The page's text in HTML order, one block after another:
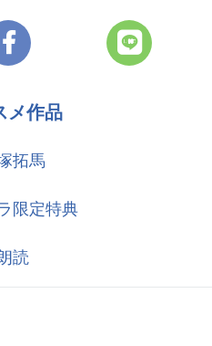
メ作品
拓馬
限定特典
読